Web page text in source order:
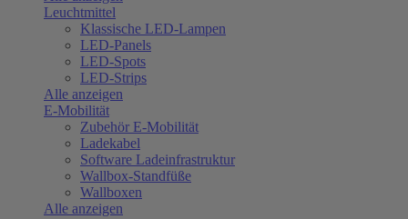
Leuchtmittel
Klassische LED-Lampen
LED-Panels
LED-Spots
LED-Strips
Alle anzeigen
E-Mobilität
Zubehör E-Mobilität
Ladekabel
Software Ladeinfrastruktur
Wallbox-Standfüße
Wallboxen
Alle anzeigen